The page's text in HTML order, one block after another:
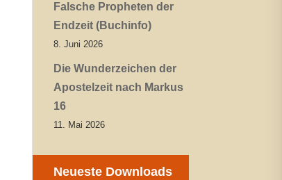
Falsche Propheten der
Endzeit (Buchinfo)
8. Juni 2026
Die Wunderzeichen der
Apostelzeit nach Markus
16
11. Mai 2026
Neueste Downloads